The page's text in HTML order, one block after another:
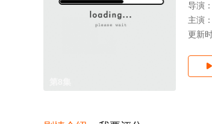
导演：
主演：
更新
